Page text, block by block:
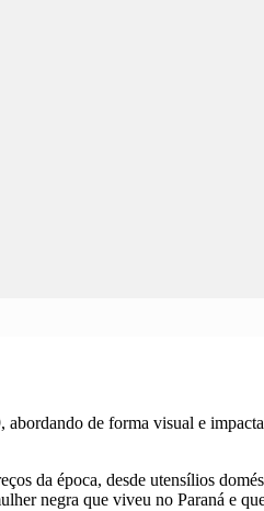
abordando de forma visual e
da época, desde utensílios
negra que viveu no Paraná e